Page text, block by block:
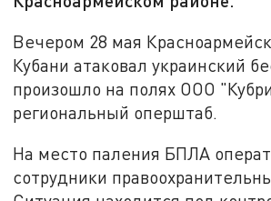
Вечером 28 мая
Кубани атаковал украинский
произошло на полях ООО
региональный оперштаб.
На место паления БПЛА
сотрудники